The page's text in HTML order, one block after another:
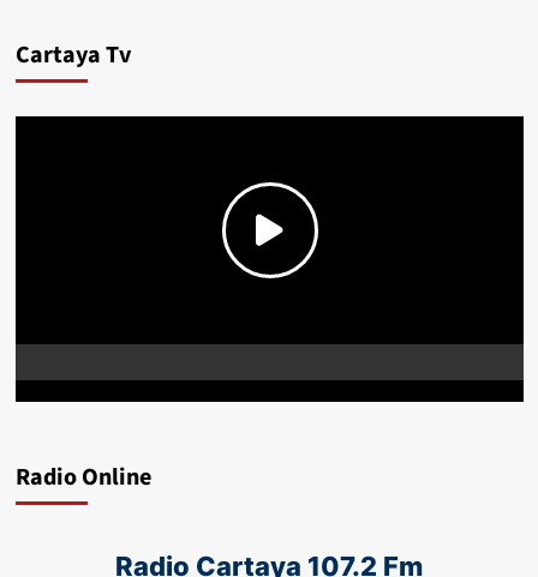
Cartaya Tv
Radio Online
Radio Cartaya 107.2 Fm